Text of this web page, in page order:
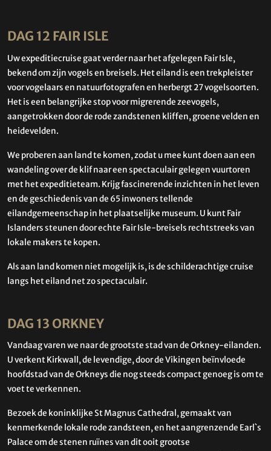
DAG 12 FAIR ISLE
Uw expeditiecruise gaat verder naar het afgelegen Fair Isle,
bekend om zijn vogels en breisels. Het eiland is een trekpleister
voor vogelaars en natuurfotografen en herbergt 27 vogelsoorten.
Het is een belangrijke stop voor migrerende zeevogels,
aangetrokken door de rode zandstenen kliffen, groene velden en
heidevelden.
We proberen aan land te komen, zodat u mee kunt doen aan een
wandeling over de klif naar een spectaculair gelegen vuurtoren
met het expeditieteam. Krijg fascinerende inzichten in het leven
en de geschiedenis van de 65 inwoners tellende
eilandgemeenschap in het plaatselijke museum. U kunt Fair
Islanders steunen door echte Fair Isle-breisels rechtstreeks van
lokale makers te kopen.
Als aan land komen niet mogelijk is, is de schilderachtige cruise
langs het eiland net zo spectaculair.
DAG 13 ORKNEY
Vandaag varen we naar de grootste stad van de Orkney-eilanden.
U verkent Kirkwall, de levendige, door de Vikingen beïnvloede
hoofdstad van de Orkneys die nog steeds compact genoeg is om te
voet te verkennen.
Bezoek de koninklijke St Magnus Cathedral, gemaakt van
kenmerkende lokale rode zandsteen, en het aangrenzende Earl`s
Palace om de stenen ruïnes van dit ooit grootse